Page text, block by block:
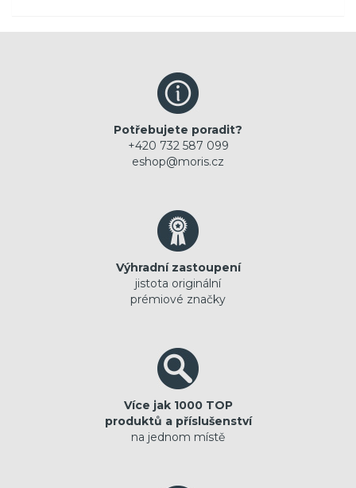
Potřebujete poradit?
+420 732 587 099
eshop@moris.cz
Výhradní zastoupení
jistota originální
prémiové značky
Více jak 1000 TOP
produktů a příslušenství
na jednom místě